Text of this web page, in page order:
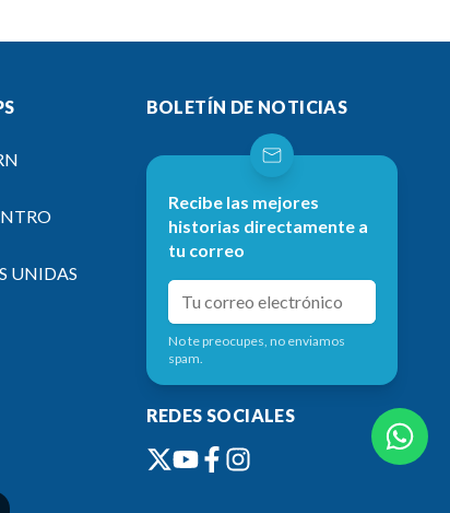
UNIDAS
BOLETÍN DE NOTICIAS
Recibe las mejores
historias directamente a
tu correo
No te preocupes, no enviamos
spam.
REDES SOCIALES